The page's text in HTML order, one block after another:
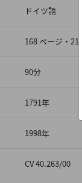
ドイツ語
168 ページ・
90分
1791年
1998年
CV 40.263/00